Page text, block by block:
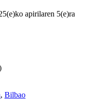
apirilaren 5(e)ra
, Bilbao